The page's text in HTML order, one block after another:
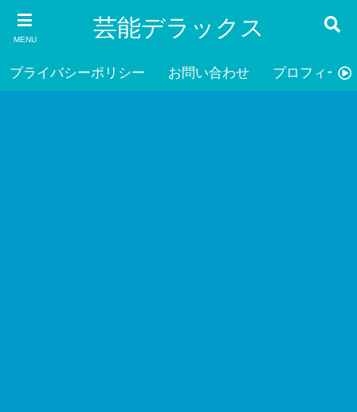
MENU 芸能デラックス
プライバシーポリシー お問い合わせ プロフィール